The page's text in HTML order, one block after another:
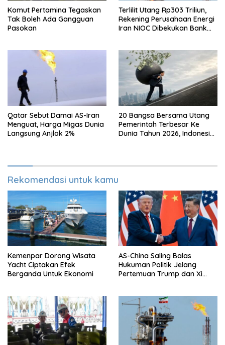
Komut Pertamina Tegaskan
Tak Boleh Ada Gangguan
Pasokan
Terlilit Utang Rp303 Triliun,
Rekening Perusahaan Energi
Iran NIOC Dibekukan Bank
Qatar Sebut Damai AS-Iran
Menguat, Harga Migas Dunia
Langsung Anjlok 2%
20 Bangsa Bersama Utang
Pemerintah Terbesar Ke
Dunia Tahun 2026, Indonesia
Rekomendasi untuk kamu
Kemenpar Dorong Wisata
Yacht Ciptakan Efek
Berganda Untuk Ekonomi
AS-China Saling Balas
Hukuman Politik Jelang
Pertemuan Trump dan Xi